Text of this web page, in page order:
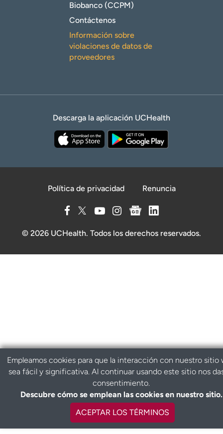
Biobanco (CCPM)
Contáctenos
Información sobre
violaciones de datos de
proveedores
Descarga la aplicación UCHealth
Política de privacidad Renuncia
© 2026 UCHealth. Todos los derechos reservados.
Empleamos cookies para que la interacción con nuestro sitio
sea fácil y significativa. Al continuar usando este sitio nos
consentimiento.
Descubre cómo se emplean las cookies en nuestro sitio.
ACEPTAR LOS TÉRMINOS